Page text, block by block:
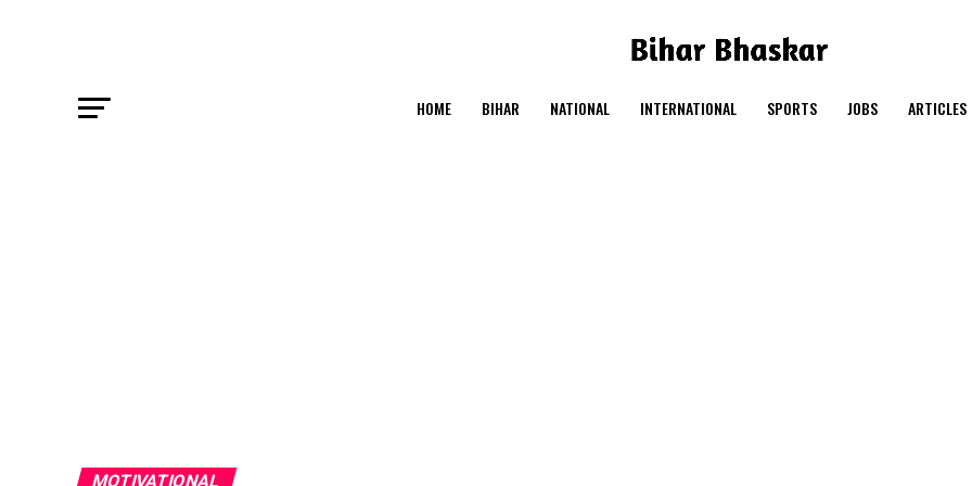
HOME BIHAR NATIONAL INTERNATIONAL SPORTS JOBS ARTICLES
MOTIVATIONAL